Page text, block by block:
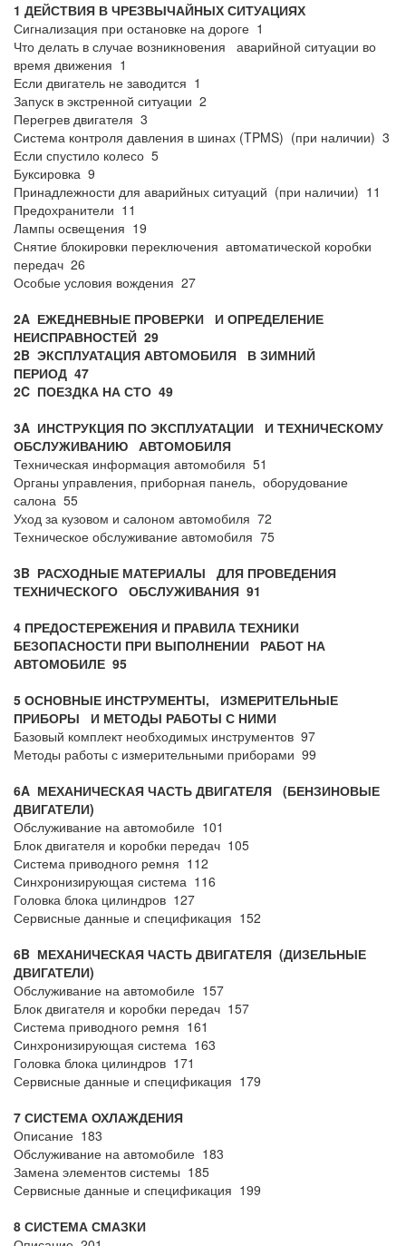
1 ДЕЙСТВИЯ В ЧРЕЗВЫЧАЙНЫХ СИТУАЦИЯХ
Сигнализация при остановке на дороге 1
Что делать в случае возникновения аварийной ситуации во
время движения 1
Если двигатель не заводится 1
Запуск в экстренной ситуации 2
Перегрев двигателя 3
Система контроля давления в шинах (TPMS) (при наличии) 3
Если спустило колесо 5
Буксировка 9
Принадлежности для аварийных ситуаций (при наличии) 11
Предохранители 11
Лампы освещения 19
Снятие блокировки переключения автоматической коробки
передач 26
Особые условия вождения 27
2A ЕЖЕДНЕВНЫЕ ПРОВЕРКИ И ОПРЕДЕЛЕНИЕ
НЕИСПРАВНОСТЕЙ 29
2B ЭКСПЛУАТАЦИЯ АВТОМОБИЛЯ В ЗИМНИЙ
ПЕРИОД 47
2C ПОЕЗДКА НА СТО 49
3A ИНСТРУКЦИЯ ПО ЭКСПЛУАТАЦИИ И ТЕХНИЧЕСКОМУ
ОБСЛУЖИВАНИЮ АВТОМОБИЛЯ
Техническая информация автомобиля 51
Органы управления, приборная панель, оборудование
салона 55
Уход за кузовом и салоном автомобиля 72
Техническое обслуживание автомобиля 75
3B РАСХОДНЫЕ МАТЕРИАЛЫ ДЛЯ ПРОВЕДЕНИЯ
ТЕХНИЧЕСКОГО ОБСЛУЖИВАНИЯ 91
4 ПРЕДОСТЕРЕЖЕНИЯ И ПРАВИЛА ТЕХНИКИ
БЕЗОПАСНОСТИ ПРИ ВЫПОЛНЕНИИ РАБОТ НА
АВТОМОБИЛЕ 95
5 ОСНОВНЫЕ ИНСТРУМЕНТЫ, ИЗМЕРИТЕЛЬНЫЕ
ПРИБОРЫ И МЕТОДЫ РАБОТЫ С НИМИ
Базовый комплект необходимых инструментов 97
Методы работы с измерительными приборами 99
6A МЕХАНИЧЕСКАЯ ЧАСТЬ ДВИГАТЕЛЯ (БЕНЗИНОВЫЕ
ДВИГАТЕЛИ)
Обслуживание на автомобиле 101
Блок двигателя и коробки передач 105
Система приводного ремня 112
Синхронизирующая система 116
Головка блока цилиндров 127
Сервисные данные и спецификация 152
6B МЕХАНИЧЕСКАЯ ЧАСТЬ ДВИГАТЕЛЯ (ДИЗЕЛЬНЫЕ
ДВИГАТЕЛИ)
Обслуживание на автомобиле 157
Блок двигателя и коробки передач 157
Система приводного ремня 161
Синхронизирующая система 163
Головка блока цилиндров 171
Сервисные данные и спецификация 179
7 СИСТЕМА ОХЛАЖДЕНИЯ
Описание 183
Обслуживание на автомобиле 183
Замена элементов системы 185
Сервисные данные и спецификация 199
8 СИСТЕМА СМАЗКИ